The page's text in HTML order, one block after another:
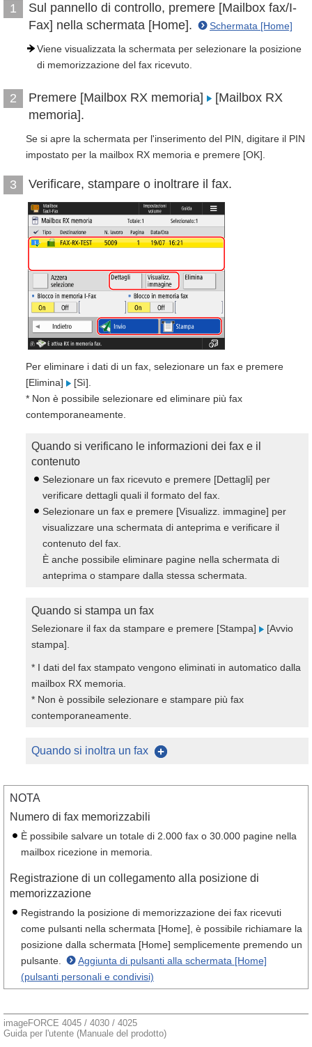
1
Sul pannello di controllo, premere [Mailbox fax/I-
Fax] nella schermata [Home].
Schermata [Home]
Viene visualizzata la schermata per selezionare la posizione
di memorizzazione del fax ricevuto.
2 Premere [Mailbox RX memoria]
[Mailbox RX
memoria].
Se si apre la schermata per l'inserimento del PIN, digitare il PIN
impostato per la mailbox RX memoria e premere [OK].
3 Verificare, stampare o inoltrare il fax.
Per eliminare i dati di un fax, selezionare un fax e premere
[Elimina]
[Sì].
* Non è possibile selezionare ed eliminare più fax
contemporaneamente.
Quando si verificano le informazioni dei fax e il
contenuto
Selezionare un fax ricevuto e premere [Dettagli] per
verificare dettagli quali il formato del fax.
Selezionare un fax e premere [Visualizz. immagine] per
visualizzare una schermata di anteprima e verificare il
contenuto del fax.
È anche possibile eliminare pagine nella schermata di
anteprima o stampare dalla stessa schermata.
Quando si stampa un fax
Selezionare il fax da stampare e premere [Stampa]
[Avvio
stampa].
* I dati del fax stampato vengono eliminati in automatico dalla
mailbox RX memoria.
* Non è possibile selezionare e stampare più fax
contemporaneamente.
Quando si inoltra un fax
NOTA
Numero di fax memorizzabili
È possibile salvare un totale di 2.000 fax o 30.000 pagine nella
mailbox ricezione in memoria.
Registrazione di un collegamento alla posizione di
memorizzazione
Registrando la posizione di memorizzazione dei fax ricevuti
come pulsanti nella schermata [Home], è possibile richiamare la
posizione dalla schermata [Home] semplicemente premendo un
pulsante.
Aggiunta di pulsanti alla schermata [Home]
(pulsanti personali e condivisi)
imageFORCE 4045 / 4030 / 4025
Guida per l'utente (Manuale del prodotto)